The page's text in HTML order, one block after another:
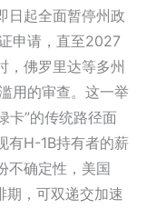
日起全面暂停州政
申请，直至2027
，佛罗里达等多州
用的审查。这一举
卡”的传统路径面
有H-1B持有者的薪
确定性， 美国
期，可双递交加速